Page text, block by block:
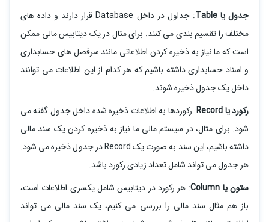
جدول یا Table
: جداول در داخل Database قرار دارند و داده های
مختلف را تقسیم بندی می کنند. برای مثال در یک دیتابیس مالی ممکن
است که ما نیاز به ذخیره کردن اطلاعاتی مانند سرفصل های حسابداری
و اسناد حسابداری داشته باشیم که هر کدام از این اطلاعات می توانند
داخل یک جدول ذخیره شوند.
رکورد یا Record
: رکوردها به اطلاعات ذخیره شده داخل جدول گفته می
شود. برای مثال، در سیستم مالی ما نیاز به ذخیره کردن یک سند مالی
داشته باشیم، این سند به صورت یک Record در جدول ذخیره می شود.
هر جدول می تواند شامل تعداد زیادی رکورد باشد.
ستون یا Column
: هر رکورد در دیتابیس شامل یکسری اطلاعات است،
باز هم مثال سند مالی را بررسی می کنیم، یک سند مالی می تواند